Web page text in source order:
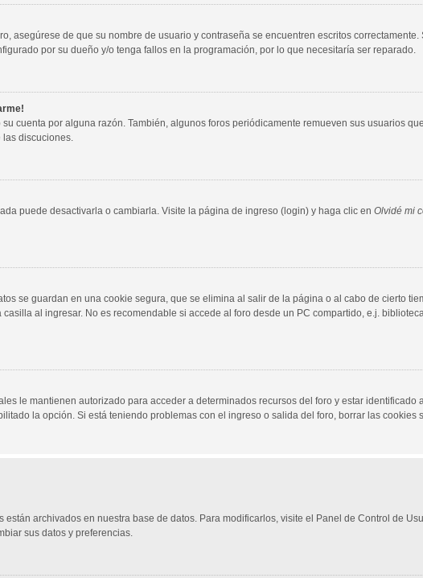
asegúrese de que su nombre de usuario y contraseña se encuentren escritos
por su dueño y/o tenga fallos en la programación, por lo que necesitaría ser reparado.
cuenta por alguna razón. También, algunos foros periódicamente remueven sus usuarios
las discuciones.
puede desactivarla o cambiarla. Visite la página de ingreso (login) y haga clic en Olvidé mi
se guardan en una cookie segura, que se elimina al salir de la página o al cabo de cierto
al ingresar. No es recomendable si accede al foro desde un PC compartido, e.j.
le mantienen autorizado para acceder a determinados recursos del foro y estar
la opción. Si está teniendo problemas con el ingreso o salida del foro, borrar las cookies
archivados en nuestra base de datos. Para modificarlos, visite el Panel de Control de
sus datos y preferencias.